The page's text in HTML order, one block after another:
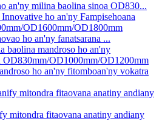
an'ny milina baolina sinoa OD830...
ho an'ny fanatsarana ...
ho an'ny fitomboan'ny vokatra
mitondra fitaovana anatiny andiany